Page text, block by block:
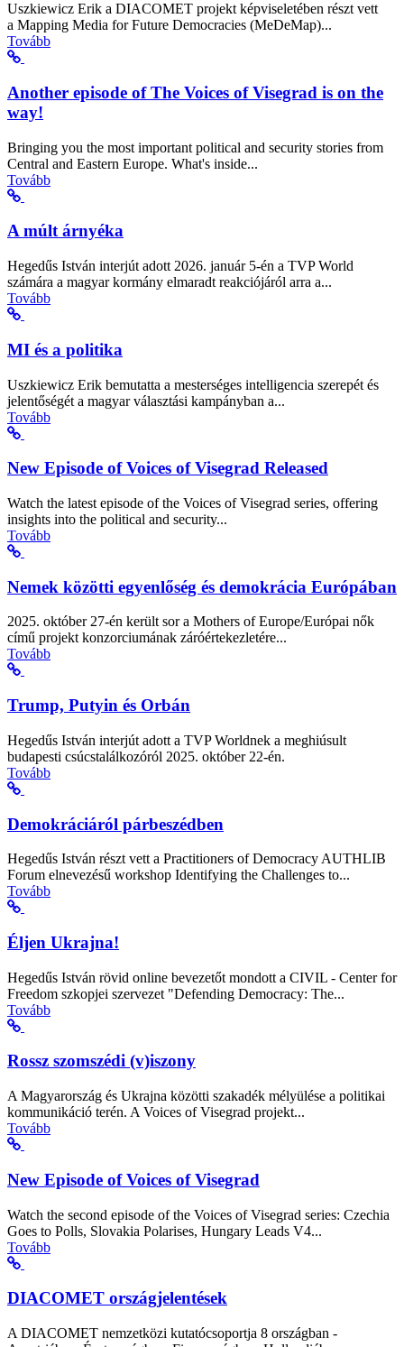
Uszkiewicz Erik a DIACOMET projekt képviseletében részt vett
a Mapping Media for Future Democracies (MeDeMap)...
Tovább
Another episode of The Voices of Visegrad is on the
way!
Bringing you the most important political and security stories from
Central and Eastern Europe. What's inside...
Tovább
A múlt árnyéka
Hegedűs István interjút adott 2026. január 5-én a TVP World
számára a magyar kormány elmaradt reakciójáról arra a...
Tovább
MI és a politika
Uszkiewicz Erik bemutatta a mesterséges intelligencia szerepét és
jelentőségét a magyar választási kampányban a...
Tovább
New Episode of Voices of Visegrad Released
Watch the latest episode of the Voices of Visegrad series, offering
insights into the political and security...
Tovább
Nemek közötti egyenlőség és demokrácia Európában
2025. október 27-én került sor a Mothers of Europe/Európai nők
című projekt konzorciumának záróértekezletére...
Tovább
Trump, Putyin és Orbán
Hegedűs István interjút adott a TVP Worldnek a meghiúsult
budapesti csúcstalálkozóról 2025. október 22-én.
Tovább
Demokráciáról párbeszédben
Hegedűs István részt vett a Practitioners of Democracy AUTHLIB
Forum elnevezésű workshop Identifying the Challenges to...
Tovább
Éljen Ukrajna!
Hegedűs István rövid online bevezetőt mondott a CIVIL - Center for
Freedom szkopjei szervezet "Defending Democracy: The...
Tovább
Rossz szomszédi (v)iszony
A Magyarország és Ukrajna közötti szakadék mélyülése a politikai
kommunikáció terén. A Voices of Visegrad projekt...
Tovább
New Episode of Voices of Visegrad
Watch the second episode of the Voices of Visegrad series: Czechia
Goes to Polls, Slovakia Polarises, Hungary Leads V4...
Tovább
DIACOMET országjelentések
A DIACOMET nemzetközi kutatócsoportja 8 országban -